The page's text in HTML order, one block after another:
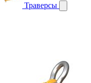
Траверсы